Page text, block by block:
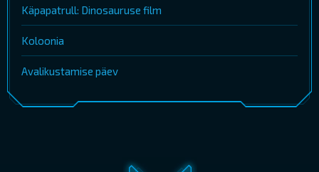
Käpapatrull: Dinosauruse film
Koloonia
Avalikustamise päev